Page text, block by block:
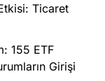
Ticaret
155 ETF
Girişi